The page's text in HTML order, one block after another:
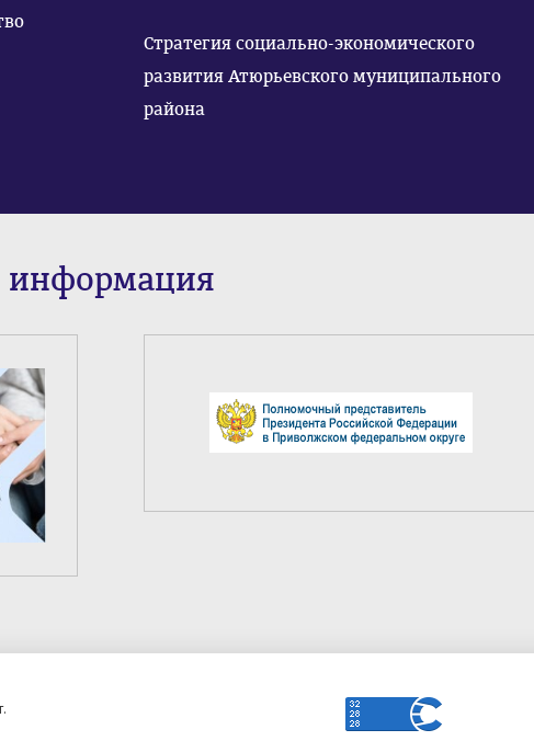
Стратегия социально-экономического
развития Атюрьевского муниципального
района
информация